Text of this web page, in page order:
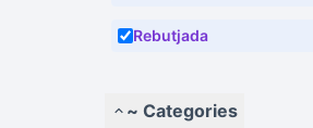
Rebutjada
~ Categories